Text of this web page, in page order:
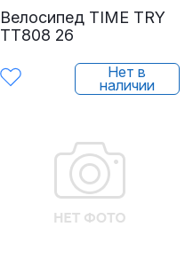
Велосипед TIME TRY
TT808 26
Нет в
наличии